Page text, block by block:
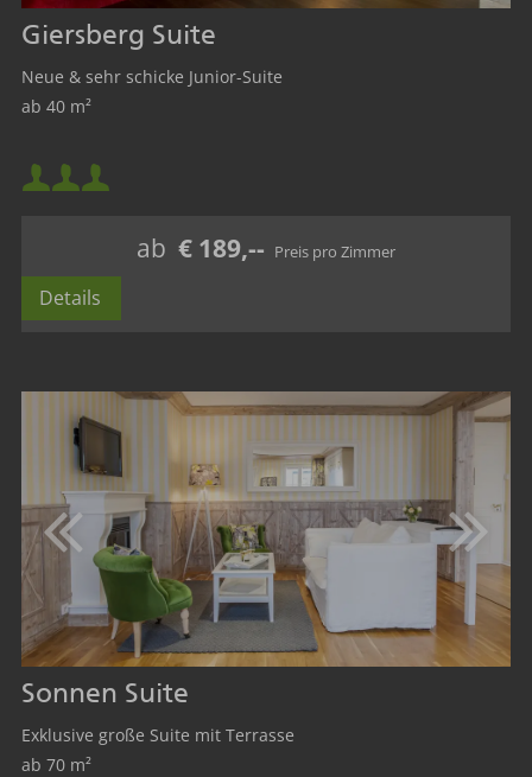
Giersberg Suite
Neue & sehr schicke Junior-Suite
ab 40 m²
Mindestbelegung:
Maximalbelegung:
ab € 189,--
Details
Sonnen Suite
Exklusive große Suite mit Terrasse
ab 70 m²